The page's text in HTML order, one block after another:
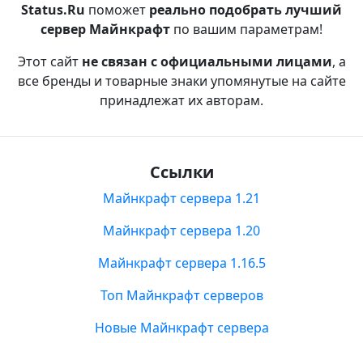
Status.Ru поможет реально подобрать лучший
сервер Майнкрафт по вашим параметрам!
Этот сайт не связан с официальными лицами, а
все бренды и товарные знаки упомянутые на сайте
принадлежат их авторам.
Ссылки
Майнкрафт сервера 1.21
Майнкрафт сервера 1.20
Майнкрафт сервера 1.16.5
Топ Майнкрафт серверов
Новые Майнкрафт сервера